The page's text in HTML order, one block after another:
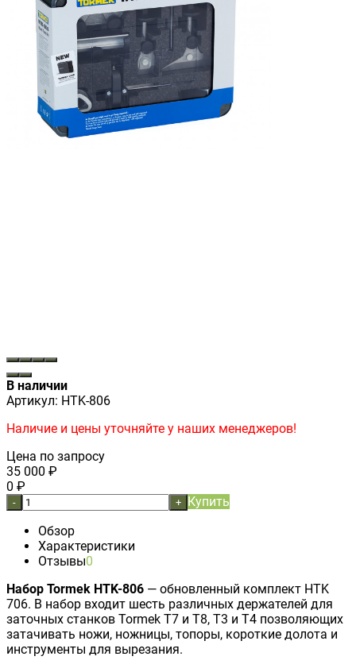
В наличии
Артикул: HTK-806
Наличие и цены уточняйте у наших менеджеров!
Цена по запросу
35 000 ₽
0 ₽
- + Купить
Обзор
Характеристики
Отзывы0
Набор Tormek HTK-806 — обновленный комплект HTK
706. В набор входит шесть различных держателей для
заточных станков Tormek T7 и T8, T3 и Т4 позволяющих
затачивать ножи, ножницы, топоры, короткие долота и
инструменты для вырезания.